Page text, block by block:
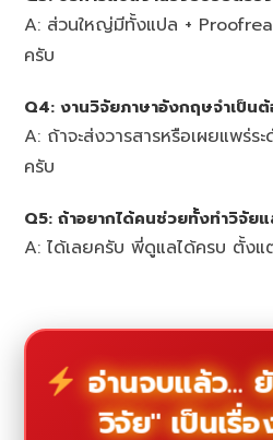
A: ส่วนใหญ่มีทั้งแปล +
ครับ
Q4: งานวิจัยภาษาอังกฤษจำเป็น
A: ถ้าจะส่งวารสารหรือเผยแพร่ร
ครับ
Q5: ถ้าอยากได้คนช่วยทั้งทำวิจัย
A: ได้เลยครับ พี่ดูแลได้ครบ ตั้ง
อ่านจบแล้ว...
วิจัย" เป็นเรื่